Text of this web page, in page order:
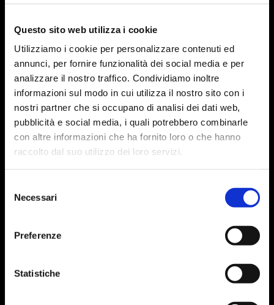
Questo sito web utilizza i cookie
Utilizziamo i cookie per personalizzare contenuti ed
annunci, per fornire funzionalità dei social media e per
analizzare il nostro traffico. Condividiamo inoltre
informazioni sul modo in cui utilizza il nostro sito con i
nostri partner che si occupano di analisi dei dati web,
pubblicità e social media, i quali potrebbero combinarle
con altre informazioni che ha fornito loro o che hanno
raccolto dal suo utilizzo dei loro servizi.
delNecessari
Preferenze
Statistiche